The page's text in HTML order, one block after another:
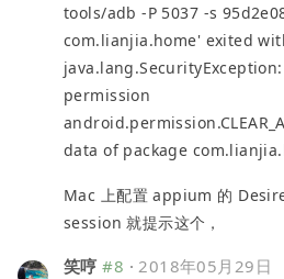
tools/adb -P 5037 -s
com.lianjia.home' exited
permission
data of package
Mac 上配置 appium 的
session 就提示这个，
笑哼 #8 ·2018年05月29日